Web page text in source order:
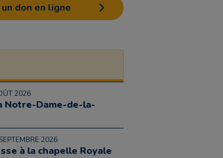
un don en ligne
2026
Notre-Dame-de-la-
2026
à la chapelle Royale